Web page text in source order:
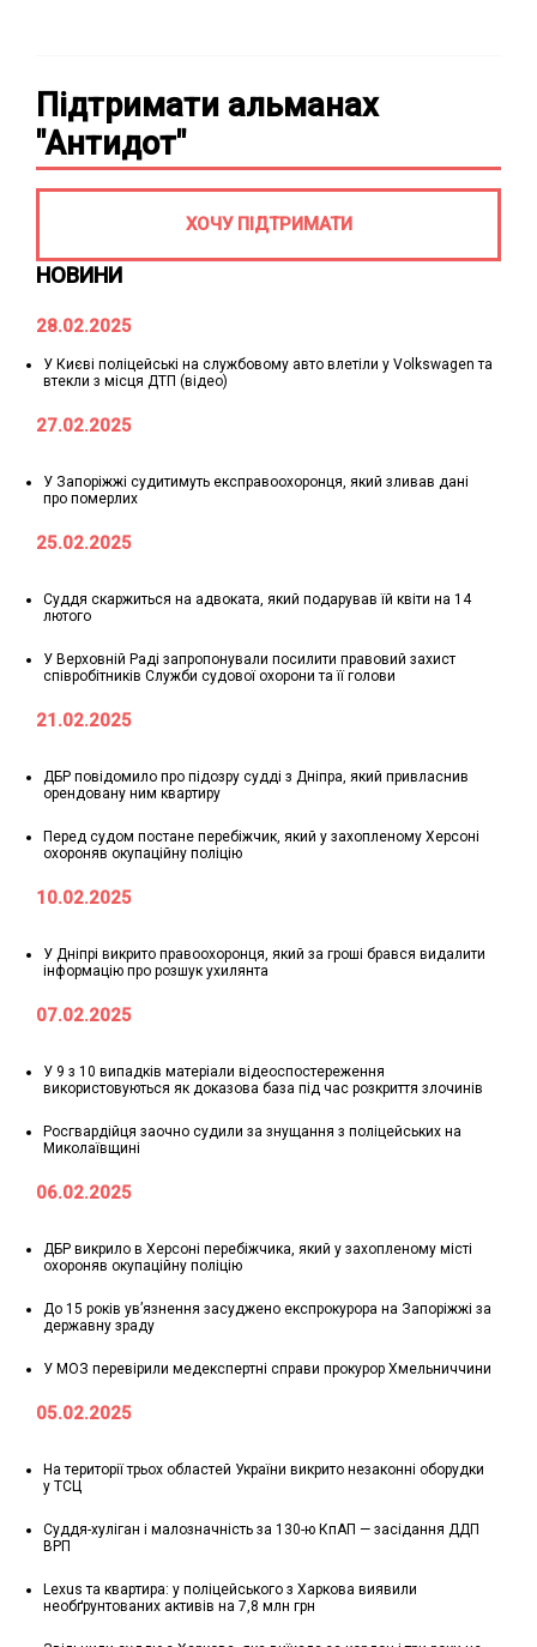
НОВИНИ
28.02.2025
У Києві поліцейські на службовому авто влетіли у Volkswagen та
втекли з місця ДТП (відео)
27.02.2025
У Запоріжжі судитимуть експравоохоронця, який зливав дані
про померлих
25.02.2025
Суддя скаржиться на адвоката, який подарував їй квіти на 14
лютого
У Верховній Раді запропонували посилити правовий захист
співробітників Служби судової охорони та її голови
21.02.2025
ДБР повідомило про підозру судді з Дніпра, який привласнив
орендовану ним квартиру
Перед судом постане перебіжчик, який у захопленому Херсоні
охороняв окупаційну поліцію
10.02.2025
У Дніпрі викрито правоохоронця, який за гроші брався видалити
інформацію про розшук ухилянта
07.02.2025
У 9 з 10 випадків матеріали відеоспостереження
використовуються як доказова база під час розкриття злочинів
Росгвардійця заочно судили за знущання з поліцейських на
Миколаївщині
06.02.2025
ДБР викрило в Херсоні перебіжчика, який у захопленому місті
охороняв окупаційну поліцію
До 15 років ув’язнення засуджено експрокурора на Запоріжжі за
державну зраду
У МОЗ перевірили медекспертні справи прокурор Хмельниччини
05.02.2025
На території трьох областей України викрито незаконні оборудки
у ТСЦ
Суддя-хуліган і малозначність за 130-ю КпАП — засідання ДДП
ВРП
Lexus та квартира: у поліцейського з Харкова виявили
необґрунтованих активів на 7,8 млн грн
Підтримати альманах
"Антидот"
ХОЧУ ПІДТРИМАТИ